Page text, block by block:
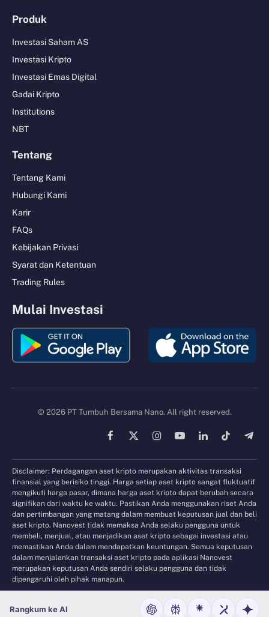
Produk
Investasi Saham AS
Investasi Kripto
Investasi Emas Digital
Gadai Kripto
Institutions
NBT
Tentang
Tentang Kami
Hubungi Kami
Karir
FAQs
Kebijakan Privasi
Syarat dan Ketentuan
Trading Rules
Mulai Investasi
© 2026 PT Tumbuh Bersama Nano. All right reserved.
Facebook
X
InstagramYouTubeLinkedInTikTok
Disclaimer: Perdagangan aset kripto merupakan aktivitas transaksi
finansial yang berisiko tinggi. Harga setiap aset kripto sangat fluktuatif
mengikuti harga pasar, dimana harga aset kripto dapat berubah secara
signifikan dari waktu ke waktu. Pastikan Anda menggunakan riset Anda
dan pertimbangan yang matang dalam membuat keputusan jual dan beli
aset kripto. Nanovest tidak memaksa Anda selaku pengguna untuk
membeli, menjual, atau menjadikan aset kripto sebagai investasi atau
memastikan Anda dalam mendapatkan keuntungan. Semua keputusan
dalam menjalankan transaksi aset kripto pada aplikasi Nanovest
merupakan keputusan Anda sendiri selaku pengguna dan tidak
dipengaruhi oleh pihak manapun.
Rangkum ke AI